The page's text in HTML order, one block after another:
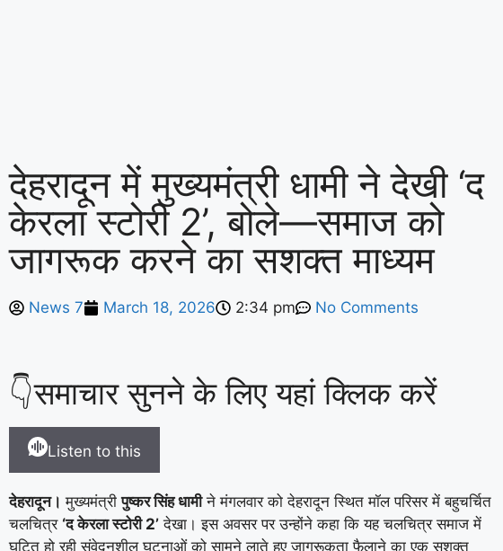
देहरादून में मुख्यमंत्री धामी ने देखी ‘द
केरला स्टोरी 2’, बोले—समाज को
जागरूक करने का सशक्त माध्यम
News 7 March 18, 2026 2:34 pm No Comments
👇समाचार सुनने के लिए यहां क्लिक करें
Listen to this
देहरादून। मुख्यमंत्रीपुष्कर सिंह धामीने मंगलवार को देहरादून स्थित मॉल परिसर में बहुचर्चित
चलचित्र ‘द केरला स्टोरी 2’ देखा। इस अवसर पर उन्होंने कहा कि यह चलचित्र समाज में
घटित हो रही संवेदनशील घटनाओं को सामने लाते हुए जागरूकता फैलाने का एक सशक्त